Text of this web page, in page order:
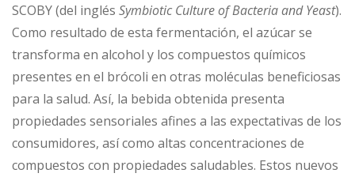
SCOBY (del inglés Symbiotic Culture of Bacteria and Yeast).
Como resultado de esta fermentación, el azúcar se
transforma en alcohol y los compuestos químicos
presentes en el brócoli en otras moléculas beneficiosas
para la salud. Así, la bebida obtenida presenta
propiedades sensoriales afines a las expectativas de los
consumidores, así como altas concentraciones de
compuestos con propiedades saludables. Estos nuevos